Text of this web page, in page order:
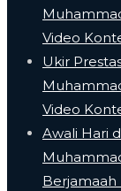
Video
Ukir
Video
Awali Hari
Berjamaah